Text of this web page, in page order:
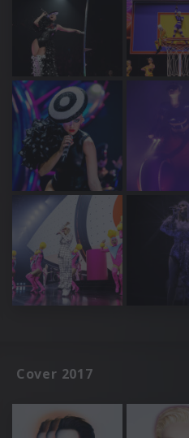
Cover 2017